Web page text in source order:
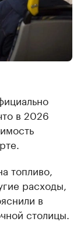
в 2026
топливо,
расходы,
в
столицы.